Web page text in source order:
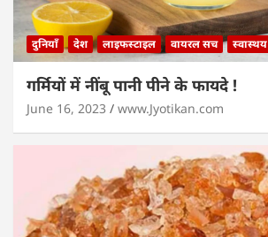
दुनियाँ देश लाइफस्टाइल वायरल सच स्वास्थय
गर्मियों में नींबू पानी पीने के फायदे !
June 16, 2023 www.Jyotikan.com